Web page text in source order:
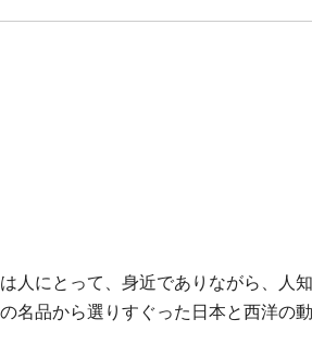
にとって、身近でありながら、人
品から選りすぐった日本と西洋の